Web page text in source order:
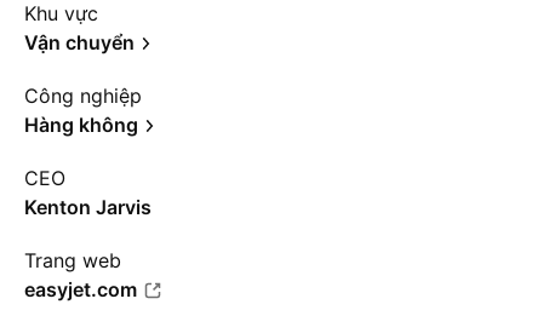
Khu vực
Vận chuyển
Công nghiệp
Hàng không
CEO
Kenton Jarvis
Trang web
easyjet.com